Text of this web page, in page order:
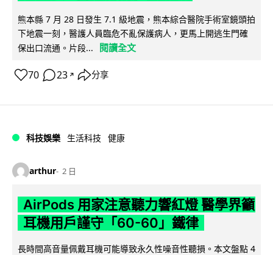
熊本縣 7 月 28 日發生 7.1 級地震，熊本綜合醫院手術室鏡頭拍
下地震一刻，醫護人員臨危不亂保護病人，更馬上開逃生門確
保出口流通。片段...
閱讀全文
70 23 ↗ 分享
科技娛樂 生活科技 健康
arthur 2 日
AirPods 用家注意聽力響紅燈 醫學界籲
耳機用戶謹守「60-60」鐵律
長時間高音量佩戴耳機可能導致永久性噪音性聽損。本文盤點 4